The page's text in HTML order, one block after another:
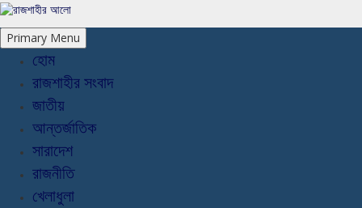
Primary Menu
হোম
রাজশাহীর সংবাদ
জাতীয়
আন্তর্জাতিক
সারাদেশ
রাজনীতি
খেলাধুলা